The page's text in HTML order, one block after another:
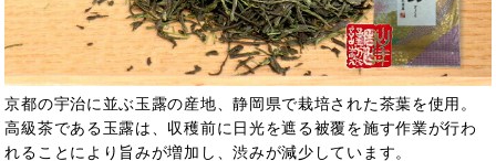
京都の宇治に並ぶ玉露の産地、静岡県で栽培された茶葉を使用。
高級茶である玉露は、収穫前に日光を遮る被覆を施す作業が行わ
れることにより旨みが増加し、渋みが減少しています。